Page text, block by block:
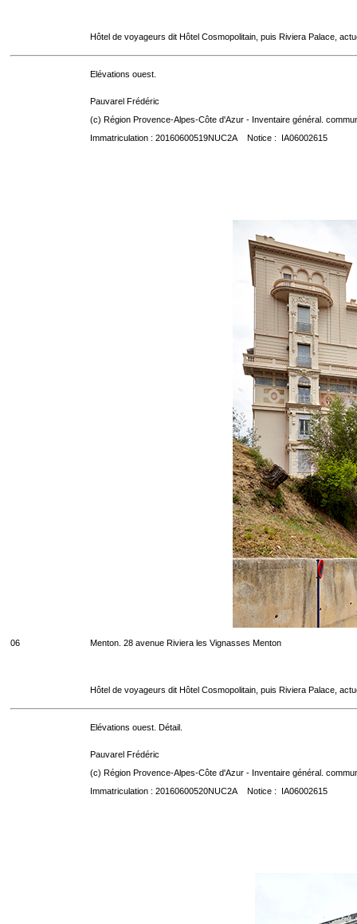
Hôtel de voyageurs dit Hôtel Cosmopolitain, puis Riviera Palace,
Elévations ouest.
Pauvarel Frédéric
(c) Région Provence-Alpes-Côte d'Azur - Inventaire général.
Immatriculation : 20160600519NUC2A Notice : IA06002615
06 Menton. 28 avenue Riviera les Vignasses Menton
Hôtel de voyageurs dit Hôtel Cosmopolitain, puis Riviera Palace,
Elévations ouest. Détail.
Pauvarel Frédéric
(c) Région Provence-Alpes-Côte d'Azur - Inventaire général.
Immatriculation : 20160600520NUC2A Notice : IA06002615